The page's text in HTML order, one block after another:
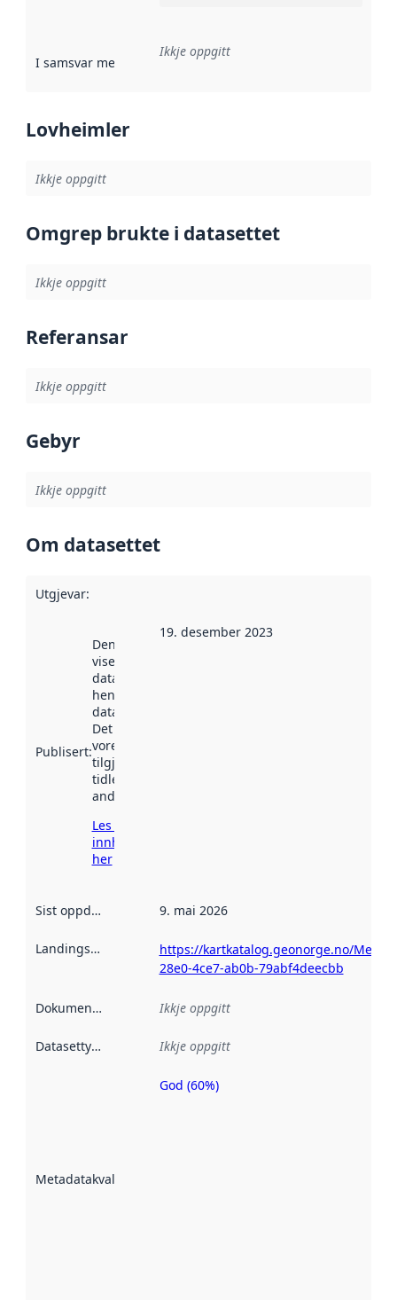
I samsvar med Referanse til ei implementeringsregel eller
Ikkje oppgitt
Lovheimler
Ikkje oppgitt
Omgrep brukte i datasettet
Ikkje oppgitt
Referansar
Ikkje oppgitt
Gebyr
Ikkje oppgitt
Om datasettet
Utgjevar:
Publisert:
Denne datoen
viser når
datasettet vart
henta inn av
data.norge.no.
Det kan ha
vore
tilgjengeleg
tidlegare
andre stader.
Les meir om
innhenting
her
19. desember 2023
Sist oppdatert 9. mai 2026
Landingsside
https://kartkatalog.geonorge.no/
28e0-4ce7-ab0b-79abf4deecbb
Dokumentasjon Ikkje oppgitt
Datasettype Ikkje oppgitt
Metadatakvalitet
Metadatakvalitet
God (60%)